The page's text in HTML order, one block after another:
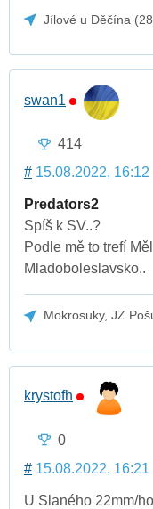
Jílové u Děčína
swan1
414
# 15.08.2022, 16:12
Predators2
Spíš k SV..?
Podle mě to trefí
Mladoboleslavsko..
Mokrosuky, JZ
krystofh
0
# 15.08.2022, 16:21
U Slaného 22mm/